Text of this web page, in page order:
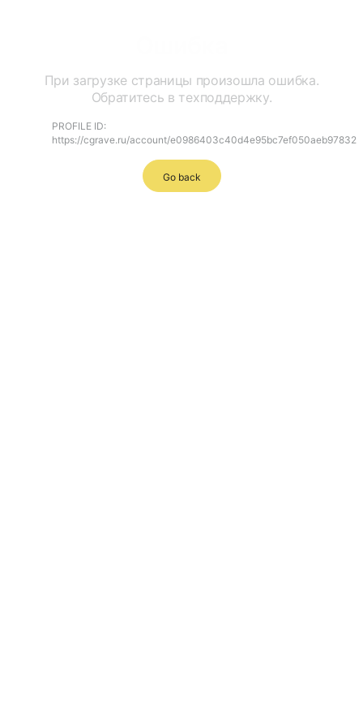
При загрузке страницы произошла ошибка.
Обратитесь в техподдержку.
PROFILE ID:
https://cgrave.ru/account/e0986403c40d4e95bc7ef050aeb97832
Go back